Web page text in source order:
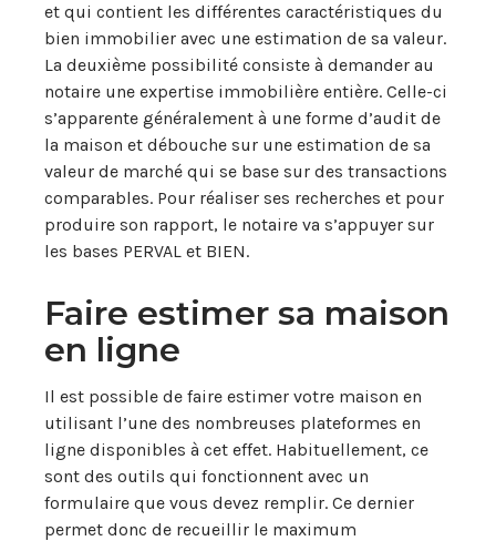
et qui contient les différentes caractéristiques du
bien immobilier avec une estimation de sa valeur.
La deuxième possibilité consiste à demander au
notaire une expertise immobilière entière. Celle-ci
s’apparente généralement à une forme d’audit de
la maison et débouche sur une estimation de sa
valeur de marché qui se base sur des transactions
comparables. Pour réaliser ses recherches et pour
produire son rapport, le notaire va s’appuyer sur
les bases PERVAL et BIEN.
Faire estimer sa maison
en ligne
Il est possible de faire estimer votre maison en
utilisant l’une des nombreuses plateformes en
ligne disponibles à cet effet. Habituellement, ce
sont des outils qui fonctionnent avec un
formulaire que vous devez remplir. Ce dernier
permet donc de recueillir le maximum